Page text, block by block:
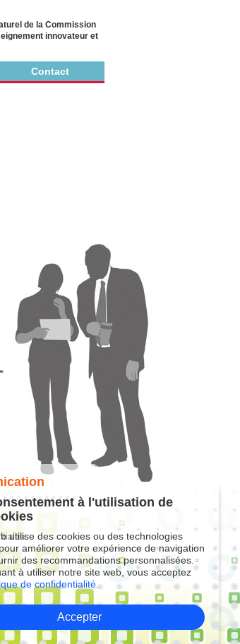
de la Commission
innovateur et
Contact
à l'utilisation de
utilise des cookies ou des technologies
améliorer votre expérience de navigation
des recommandations personnalisées.
à utiliser notre site web, vous acceptez
de confidentialité.
Accepter